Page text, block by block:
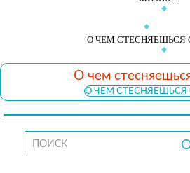
О ЧЕМ СТЕСНЯЕШЬСЯ
О чем
О ЧЕМ СТЕСНЯЕШЬСЯ